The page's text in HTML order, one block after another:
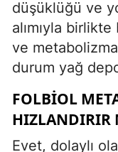
düşüklüğü ve
alımıyla
ve
durum yağ
FOLBIOL
HIZLANDIRIR
Evet, dolaylı